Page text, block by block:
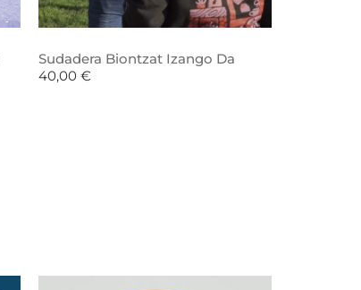
Sudadera Biontzat Izango Da
40,00 €